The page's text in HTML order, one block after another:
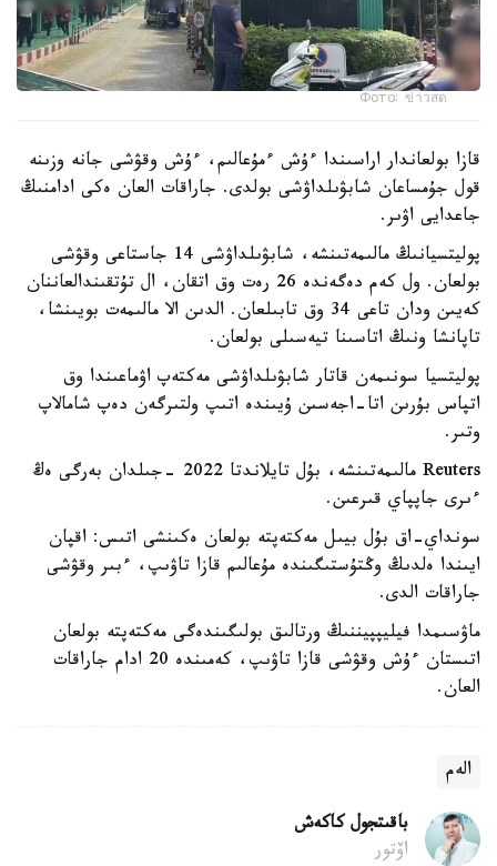
Фото: ข่าวสด
قازا بولعاندار اراسىندا ءۇش ءمۇعالىم، ءۇش وقۋشى جانە وزىنە
قول جۇمساعان شابۋىلداۋشى بولدى. جاراقات العان ەكى ادامنىڭ
جاعدايى اۋىر.
پوليتسيانىڭ مالىمەتىنشە، شابۋىلداۋشى 14 جاستاعى وقۋشى
بولعان. ول كەم دەگەندە 26 رەت وق اتقان، ال تۇتقىندالعاننان
كەيىن ودان تاعى 34 وق تابىلعان. الدىن الا مالىمەت بويىنشا،
تاپانشا ونىڭ اتاسىنا تيەسىلى بولعان.
پوليتسيا سونىمەن قاتار شابۋىلداۋشى مەكتەپ اۋماعىندا وق
اتپاس بۇرىن اتا-اجەسىن ۇيىندە اتىپ ولتىرگەن دەپ شامالاپ
وتىر.
Reuters مالىمەتىنشە، بۇل تايلاندتا 2022 -جىلدان بەرگى ەڭ
ءىرى جاپپاي قىرعىن.
سونداي-اق بۇل بيىل مەكتەپتە بولعان ەكىنشى اتىس: اقپان
ايىندا ەلدىڭ وڭتۇستىگىندە مۇعالىم قازا تاۋىپ، ءبىر وقۋشى
جاراقات الدى.
ماۋسىمدا فيليپپيننىڭ ورتالىق بولىگىندەگى مەكتەپتە بولعان
اتىستان ءۇش وقۋشى قازا تاۋىپ، كەمىندە 20 ادام جاراقات
العان.
الەم
باقىتجول كاكەش
اۆتور